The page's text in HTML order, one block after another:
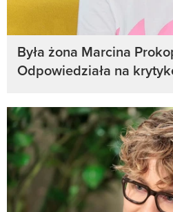
Była żona Marcina
Odpowiedziała na